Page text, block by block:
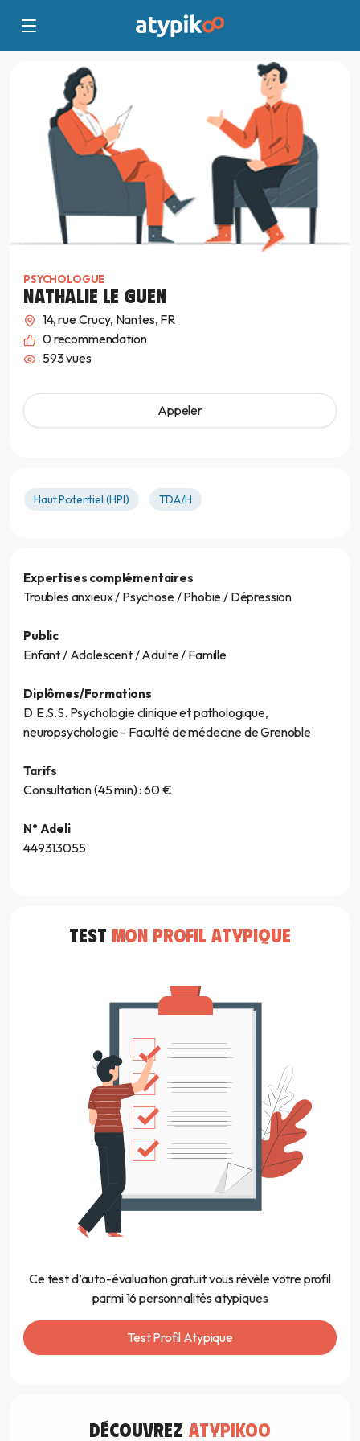
PSYCHOLOGUE
NATHALIE LE GUEN
14, rue Crucy, Nantes, FR
0recommendation
593 vues
Appeler
Haut Potentiel (HPI) TDA/H
Expertises complémentaires
Troubles anxieux / Psychose / Phobie / Dépression
Public
Enfant / Adolescent / Adulte / Famille
Diplômes/Formations
D.E.S.S. Psychologie clinique et pathologique,
neuropsychologie - Faculté de médecine de Grenoble
Tarifs
Consultation (45 min) : 60 €
N° Adeli
449313055
TEST MON PROFIL ATYPIQUE
Ce test d’auto-évaluation gratuit vous révèle votre profil
parmi 16 personnalités atypiques
Test Profil Atypique
découvrez atypikoo